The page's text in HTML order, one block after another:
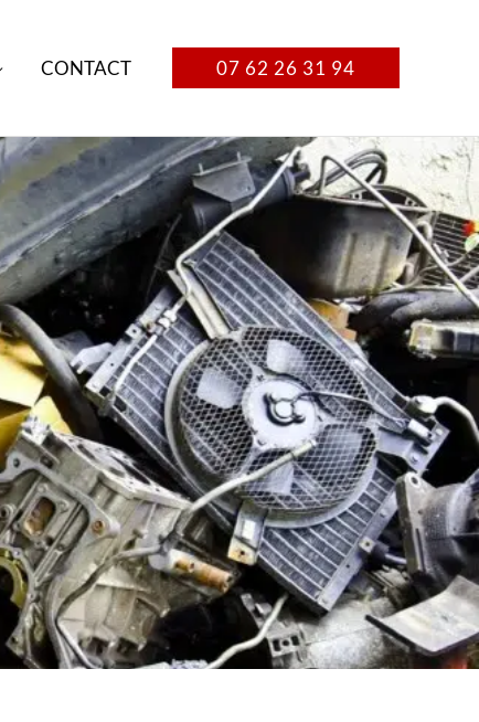
CONTACT 07 62 26 31 94